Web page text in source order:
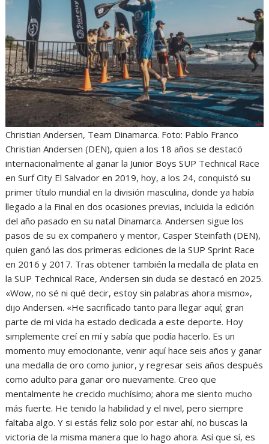
Christian Andersen, Team Dinamarca. Foto: Pablo Franco
Christian Andersen (DEN), quien a los 18 años se destacó
internacionalmente al ganar la Junior Boys SUP Technical Race
en Surf City El Salvador en 2019, hoy, a los 24, conquistó su
primer título mundial en la división masculina, donde ya había
llegado a la Final en dos ocasiones previas, incluida la edición
del año pasado en su natal Dinamarca. Andersen sigue los
pasos de su ex compañero y mentor, Casper Steinfath (DEN),
quien ganó las dos primeras ediciones de la SUP Sprint Race
en 2016 y 2017. Tras obtener también la medalla de plata en
la SUP Technical Race, Andersen sin duda se destacó en 2025.
«Wow, no sé ni qué decir, estoy sin palabras ahora mismo»,
dijo Andersen. «He sacrificado tanto para llegar aquí; gran
parte de mi vida ha estado dedicada a este deporte. Hoy
simplemente creí en mí y sabía que podía hacerlo. Es un
momento muy emocionante, venir aquí hace seis años y ganar
una medalla de oro como junior, y regresar seis años después
como adulto para ganar oro nuevamente. Creo que
mentalmente he crecido muchísimo; ahora me siento mucho
más fuerte. He tenido la habilidad y el nivel, pero siempre
faltaba algo. Y si estás feliz solo por estar ahí, no buscas la
victoria de la misma manera que lo hago ahora. Así que sí, es